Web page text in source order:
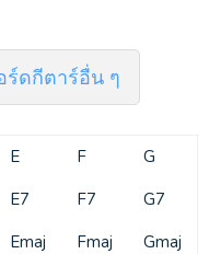
ร์ดกีตาร์อื่น ๆ
E F
G
E7 F7
G7
Emaj
Fmaj
Gmaj